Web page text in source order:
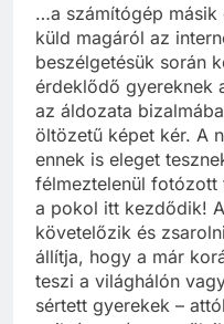
…a számítógép másik
küld magáról az
beszélgetésük során
érdeklődő gyereknek
az áldozata
öltözetű képet kér. A
ennek is eleget
félmeztelenül
a pokol itt kezdődik!
követelőzik és
állítja, hogy a már
teszi a világhálón
sértett gyerekek –